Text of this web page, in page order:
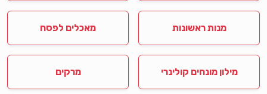
מנות ראשונות מאכלים לפסח
מילון מונחים קולינרי מרקים